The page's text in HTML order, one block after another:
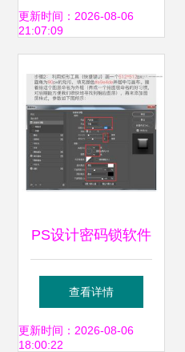
品设计大赛中的辉
更新时间：2026-08-06
21:07:09
PS设计密码锁软件
图标 掌握图层样式
的应用技巧
查看详情
更新时间：2026-08-06
18:00:22